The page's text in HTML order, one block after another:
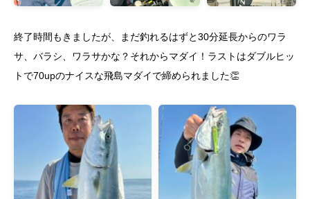
終了時間もきましたが、まだ釣れるはずと30分延長からのワラ
サ、バラシ、ワラサかな？それからマダイ！ラストはダブルヒッ
トで70upのナイスな飛島マダイで締められました👏